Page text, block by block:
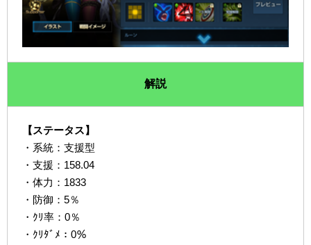
解説
【ステータス】
・系統：支援型
・支援：158.04
・体力：1833
・防御：5％
・ｸﾘ率：0％
・ｸﾘﾀﾞﾒ：0％